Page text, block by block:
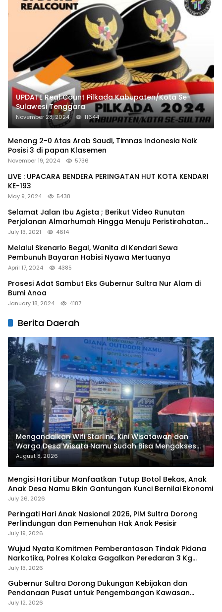
UPDATE Real Count Pilkada Kabupaten/Kota Se-
Sulawesi Tenggara
November 28, 2024 11644
Menang 2-0 Atas Arab Saudi, Timnas Indonesia Naik
Posisi 3 di papan Klasemen
November 19, 2024 5736
LIVE : UPACARA BENDERA PERINGATAN HUT KOTA KENDARI
KE-193
May 9, 2024 5438
Selamat Jalan Ibu Agista ; Berikut Video Runutan
Perjalanan Almarhumah Hingga Menuju Peristirahatan
Terakhir
July 13, 2021 4614
Melalui Skenario Begal, Wanita di Kendari Sewa
Pembunuh Bayaran Habisi Nyawa Mertuanya
April 17, 2024 4385
Prosesi Adat Sambut Eks Gubernur Sultra Nur Alam di
Bumi Anoa
January 18, 2024 4187
Berita Daerah
Mengandalkan Wifi Starlink, Kini Wisatawan dan
Warga Desa Wisata Namu Sudah Bisa Mengakses
Transaksi Digital
August 8, 2026
Mengisi Hari Libur Manfaatkan Tutup Botol Bekas, Anak
Anak Desa Namu Bikin Gantungan Kunci Bernilai Ekonomi
July 26, 2026
Peringati Hari Anak Nasional 2026, PIM Sultra Dorong
Perlindungan dan Pemenuhan Hak Anak Pesisir
July 19, 2026
Wujud Nyata Komitmen Pemberantasan Tindak Pidana
Narkotika, Polres Kolaka Gagalkan Peredaran 3 Kg
Sabu-Sabu
July 13, 2026
Gubernur Sultra Dorong Dukungan Kebijakan dan
Pendanaan Pusat untuk Pengembangan Kawasan
Liangkobhori
July 12, 2026